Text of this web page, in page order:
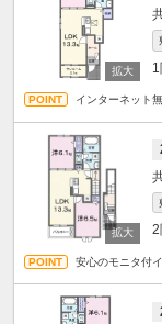
インターネット
2
安心のモニタ付